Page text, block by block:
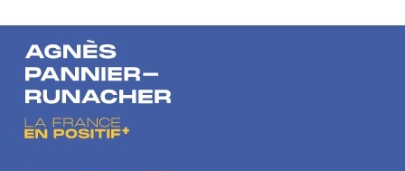
un virage à
180 degrés
sur l’énergie
nucléaire